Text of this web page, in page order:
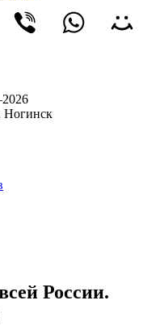
Ногинск
России.